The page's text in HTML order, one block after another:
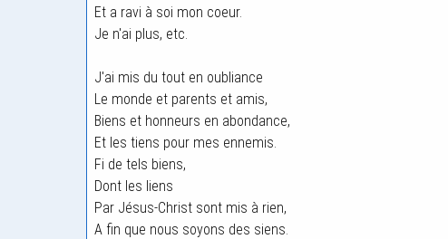
Et a ravi à soi mon coeur.
Je n'ai plus, etc.
J'ai mis du tout en oubliance
Le monde et parents et amis,
Biens et honneurs en abondance,
Et les tiens pour mes ennemis.
Fi de tels biens,
Dont les liens
Par Jésus-Christ sont mis à rien,
A fin que nous soyons des siens.